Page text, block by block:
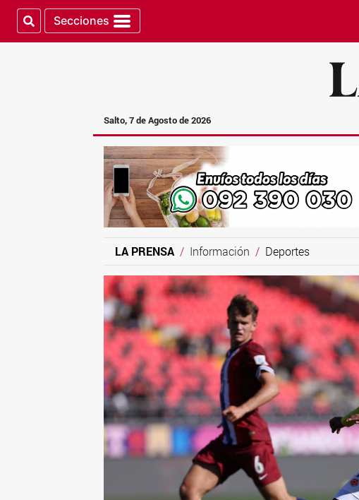
Secciones
Salto, 7 de Agosto de 2026
LA PRENSA Información Deportes